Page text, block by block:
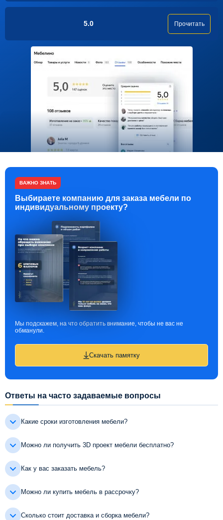
5.0 Прочитать
ВАЖНО ЗНАТЬ
Выбираете компанию для заказа мебели по
индивидуальному проекту?
Мы подскажем, на что обратить внимание, чтобы не вас не
обманули.
Скачать памятку
Ответы на часто задаваемые вопросы
Какие сроки изготовления мебели?
Можно ли получить 3D проект мебели бесплатно?
Как у вас заказать мебель?
Можно ли купить мебель в рассрочку?
Сколько стоит доставка и сборка мебели?